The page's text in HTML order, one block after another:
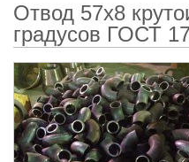
Отвод 57х8
градусов ГОСТ